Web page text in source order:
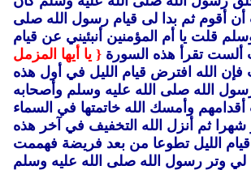
أن أقوم ثم بدا لى قيام رسول الله صلى
قلت يا أم المؤمنين أنبئيني عن قيام
ألست تقرأ هذه السورة { يا أيها المزمل
الله افترض قيام الليل في أول هذه
الله صلى الله عليه وسلم وأصحابه
وأمسك الله خاتمتها في السماء
ثم أنزل الله التخفيف في آخر هذه
الليل تطوعا من بعد فريضة فهممت
لي وتر رسول الله صلى الله عليه وسلم